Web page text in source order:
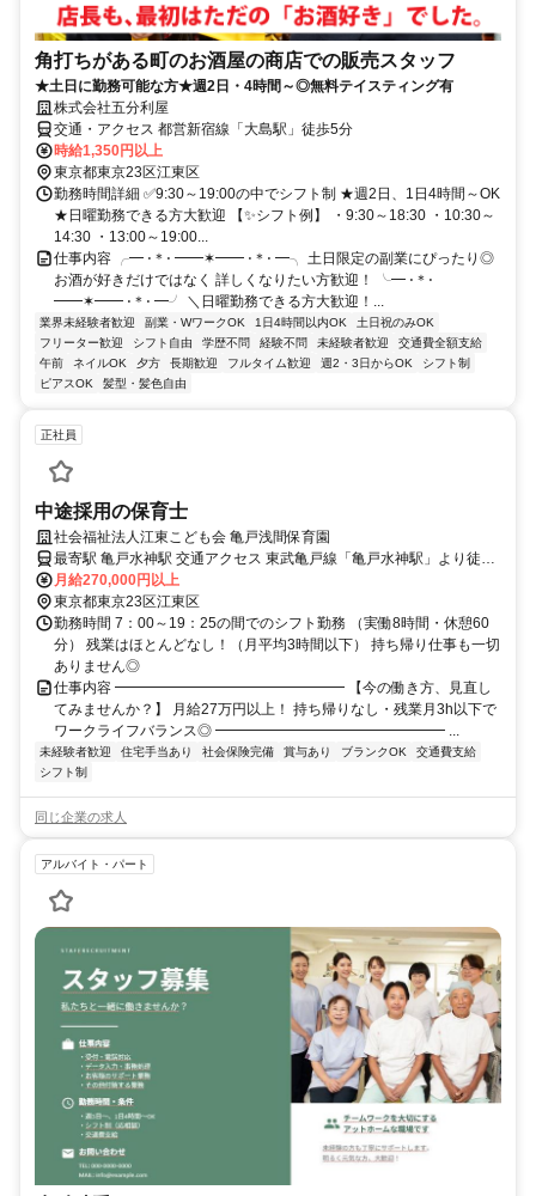
角打ちがある町のお酒屋の商店での販売スタッフ
★土日に勤務可能な方★週2日・4時間～◎無料テイスティング有
株式会社五分利屋
交通・アクセス 都営新宿線「大島駅」徒歩5分
時給1,350円以上
東京都東京23区江東区
勤務時間詳細 ✅9:30～19:00の中でシフト制 ★週2日、1日4時間～OK
★日曜勤務できる方大歓迎 【✨シフト例】 ・9:30～18:30 ・10:30～
14:30 ・13:00～19:00...
仕事内容 ╭━ ⋅＊⋅ ━━✶━━ ⋅＊⋅ ━╮ 土日限定の副業にぴったり◎
お酒が好きだけではなく 詳しくなりたい方歓迎！ ╰━ ⋅＊⋅
━━✶━━ ⋅＊⋅ ━╯ ＼日曜勤務できる方大歓迎！...
業界未経験者歓迎 副業・WワークOK 1日4時間以内OK
土日祝のみOK
フリーター歓迎
シフト自由 学歴不問 経験不問 未経験者歓迎
交通費全額支給
午前
ネイルOK 夕方 長期歓迎 フルタイム歓迎 週2・3日からOK
シフト制
ピアスOK
髪型・髪色自由
正社員
中途採用の保育士
社会福祉法人江東こども会 亀戸浅間保育園
最寄駅 亀戸水神駅 交通アクセス 東武亀戸線「亀戸水神駅」より徒歩
5分 JR総武線「亀戸駅」より徒歩13分 都営バス「 亀戸9丁目バス
停」より徒歩2分
月給270,000円以上
東京都東京23区江東区
勤務時間 7：00～19：25の間でのシフト勤務 （実働8時間・休憩60
分） 残業はほとんどなし！（月平均3時間以下） 持ち帰り仕事も一切
ありません◎
仕事内容 ━━━━━━━━━━━━━━━━ 【今の働き方、見直し
てみませんか？】 月給27万円以上！ 持ち帰りなし・残業月3h以下で
ワークライフバランス◎ ━━━━━━━━━━━━━━━━ ...
未経験者歓迎 住宅手当あり 社会保険完備 賞与あり ブランクOK
交通費支給
シフト制
同じ企業の求人
アルバイト・パート